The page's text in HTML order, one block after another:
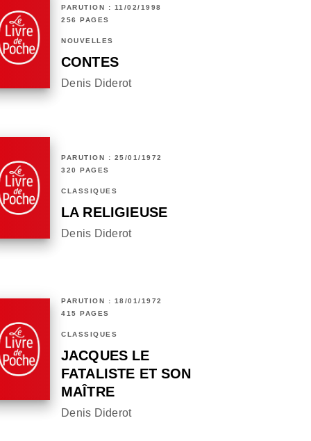
PARUTION : 11/02/1998
256 PAGES
NOUVELLES
CONTES
Denis Diderot
PARUTION : 25/01/1972
320 PAGES
CLASSIQUES
LA RELIGIEUSE
Denis Diderot
PARUTION : 18/01/1972
415 PAGES
CLASSIQUES
JACQUES LE
FATALISTE ET SON
MAÎTRE
Denis Diderot